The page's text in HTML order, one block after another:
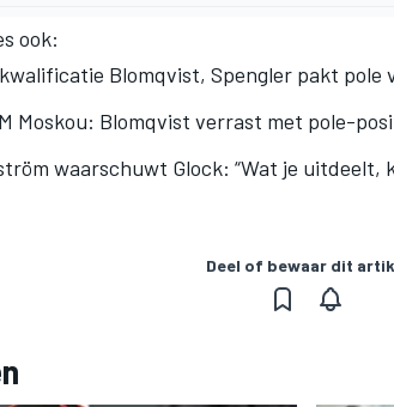
ook:
Blomqvist, Spengler pakt pole
Moskou: Blomqvist verrast met pole-
waarschuwt Glock: “Wat je uitdeelt,
Deel of bewaar dit